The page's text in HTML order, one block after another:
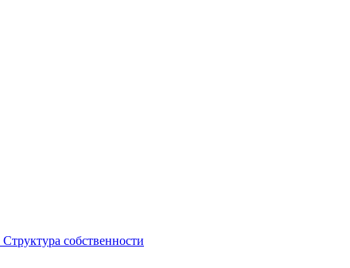
Структура собственности